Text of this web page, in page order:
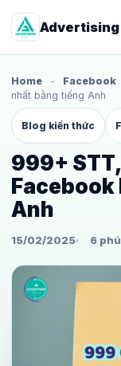
Advertising
Home - Facebook
nhất bằng tiếng Anh
Blog kiến thức
999+
Facebook
Anh
15/02/2025 6